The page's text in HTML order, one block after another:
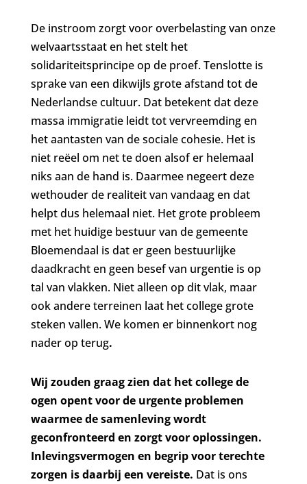
De instroom zorgt voor overbelasting van onze
welvaartsstaat en het stelt het
solidariteitsprincipe op de proef. Tenslotte is
sprake van een dikwijls grote afstand tot de
Nederlandse cultuur. Dat betekent dat deze
massa immigratie leidt tot vervreemding en
het aantasten van de sociale cohesie. Het is
niet reëel om net te doen alsof er helemaal
niks aan de hand is. Daarmee negeert deze
wethouder de realiteit van vandaag en dat
helpt dus helemaal niet. Het grote probleem
met het huidige bestuur van de gemeente
Bloemendaal is dat er geen bestuurlijke
daadkracht en geen besef van urgentie is op
tal van vlakken. Niet alleen op dit vlak, maar
ook andere terreinen laat het college grote
steken vallen. We komen er binnenkort nog
nader op terug.
Wij zouden graag zien dat het college de
ogen opent voor de urgente problemen
waarmee de samenleving wordt
geconfronteerd en zorgt voor oplossingen.
Inlevingsvermogen en begrip voor terechte
zorgen is daarbij een vereiste. Dat is ons